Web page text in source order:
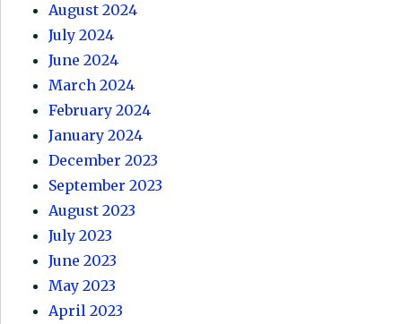
August 2024
July 2024
June 2024
March 2024
February 2024
January 2024
December 2023
September 2023
August 2023
July 2023
June 2023
May 2023
April 2023